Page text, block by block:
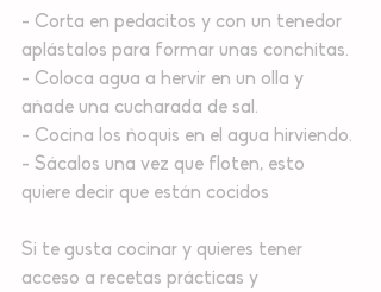
- Corta en pedacitos y con un tenedor
aplástalos para formar unas conchitas.
- Coloca agua a hervir en un olla y
añade una cucharada de sal.
- Cocina los ñoquis en el agua hirviendo.
- Sácalos una vez que floten, esto
quiere decir que están cocidos
Si te gusta cocinar y quieres tener
acceso a recetas prácticas y